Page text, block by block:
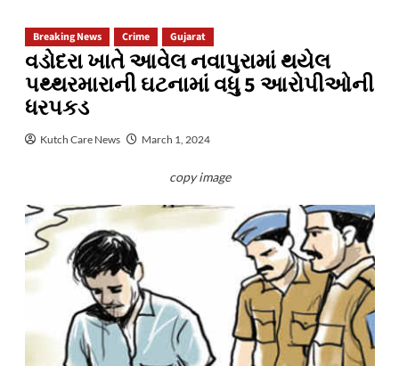
Breaking News Crime Gujarat
વડોદરા ખાતે આવેલ નવાપુરામાં થયેલ
પથ્થરમારાની ઘટનામાં વધુ 5 આરોપીઓની
ધરપકડ
Kutch Care News March 1, 2024
copy image